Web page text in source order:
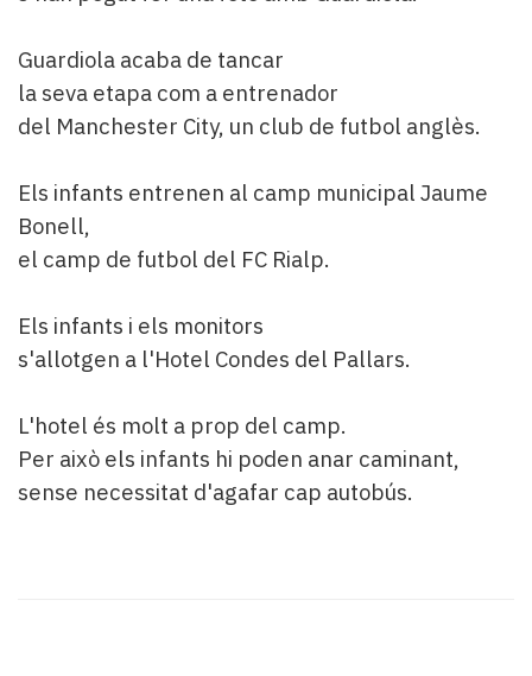
Guardiola acaba de tancar
la seva etapa com a entrenador
del Manchester City, un club de futbol anglès.
Els infants entrenen al camp municipal Jaume
Bonell,
el camp de futbol del FC Rialp.
Els infants i els monitors
s'allotgen a l'Hotel Condes del Pallars.
L'hotel és molt a prop del camp.
Per això els infants hi poden anar caminant,
sense necessitat d'agafar cap autobús.